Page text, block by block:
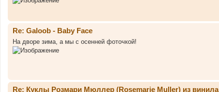
Re: Galoob - Baby Face
На дворе зима, а мы с осенней фоточкой!
Re: Куклы Розмари Мюллер (Rosemarie Muller) из винила